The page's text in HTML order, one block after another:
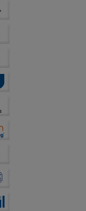
wir unsere
den Inhalt
auf
an